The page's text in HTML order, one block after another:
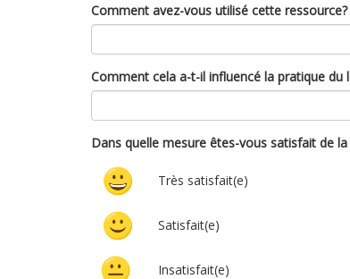
Comment avez-vous utilisé cette ressource?
Comment cela a-t-il influencé la pratique
Dans quelle mesure êtes-vous satisfait de
Très satisfait(e)
Satisfait(e)
Insatisfait(e)